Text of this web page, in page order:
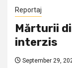
Reportaj
Mărturii
interzis
September 29,